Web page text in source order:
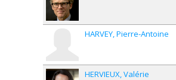
HARVEY Pierre-Antoine
HERVIEUX Valérie